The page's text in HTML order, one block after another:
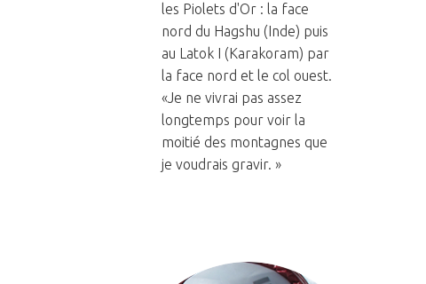
les Piolets d'Or : la face
nord du Hagshu (Inde) puis
au Latok I (Karakoram) par
la face nord et le col ouest.
«Je ne vivrai pas assez
longtemps pour voir la
moitié des montagnes que
je voudrais gravir. »